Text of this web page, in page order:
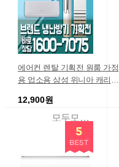
에어컨 렌탈 기획전 원룸 가정
용 업소용 삼성 위니아 캐리어
12,900원
모두모아종합렌탈